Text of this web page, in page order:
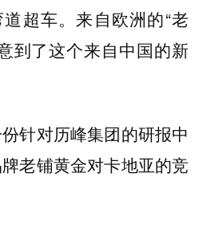
超车。来自欧洲的“老
到了这个来自中国的新
针对历峰集团的研报中
老铺黄金对卡地亚的竞